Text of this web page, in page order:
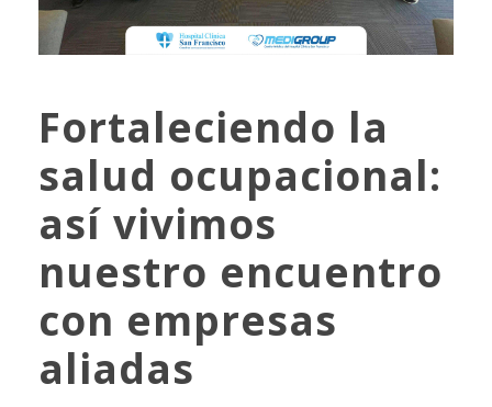
Fortaleciendo la
salud ocupacional:
así vivimos
nuestro encuentro
con empresas
aliadas